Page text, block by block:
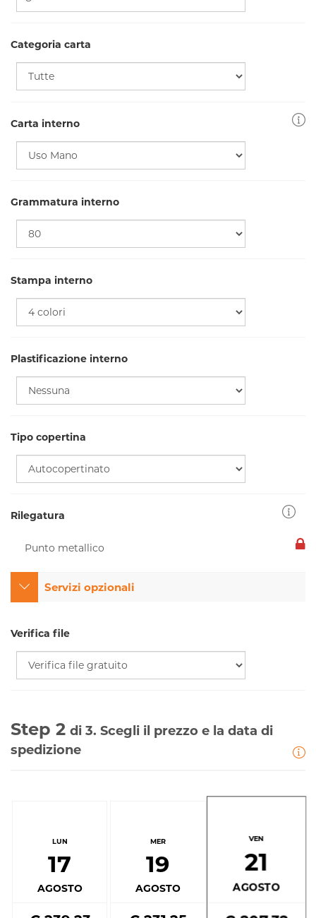
Categoria carta
Carta interno
Grammatura interno
Stampa interno
Plastificazione interno
Tipo copertina
Rilegatura
Servizi opzionali
Verifica file
Step 2 di 3. Scegli il prezzo e la data di
spedizione
LUN
17
AGOSTO
MER
19
AGOSTO
VEN
21
AGOSTO